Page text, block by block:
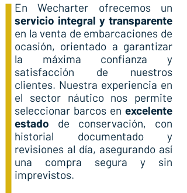
En Wecharter ofrecemos un
servicio integral y transparente
en la venta de embarcaciones de
ocasión, orientado a garantizar
la máxima confianza y
satisfacción de nuestros
clientes. Nuestra experiencia en
el sector náutico nos permite
seleccionar barcos en excelente
estado de conservación, con
historial documentado y
revisiones al día, asegurando así
una compra segura y sin
imprevistos.